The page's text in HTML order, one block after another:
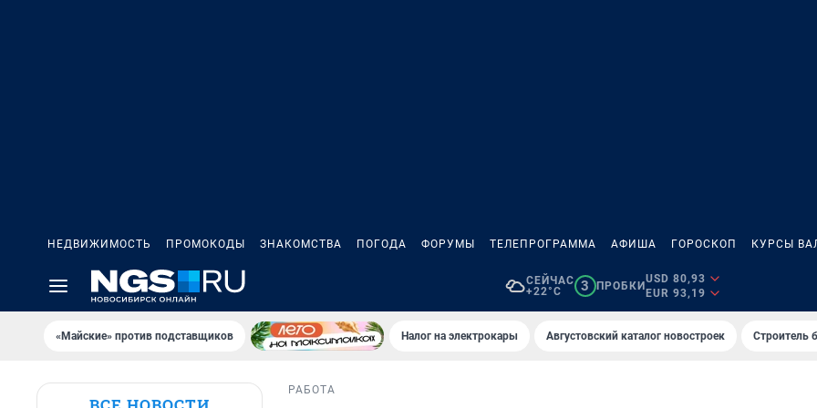
НЕДВИЖИМОСТЬ ПРОМОКОДЫ ЗНАКОМСТВА ПОГОДА ФОРУМЫ ТЕЛЕПРОГРАММА АФИША ГОРОСКОП КУРСЫ
СЕЙЧАС
+22°C
3 ПРОБКИ
USD 80,93
EUR 93,19
«Майские» против подставщиков Налог на электрокары Августовский каталог новостроек Строитель
РАБОТА